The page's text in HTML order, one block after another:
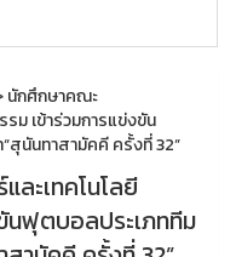
นักศึกษาคณะ
ม เข้าร่วมการแข่งขัน
สุนันทาสามัคคี ครั้งที่ 32”
ละเทคโนโลยี
นฟุตบอลประเภททีม